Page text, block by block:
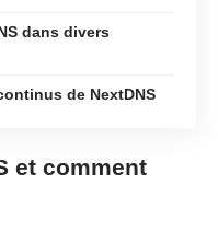
dans divers
de NextDNS
et comment